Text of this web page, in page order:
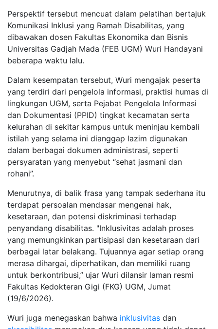
Perspektif tersebut mencuat dalam pelatihan bertajuk
Komunikasi Inklusi yang Ramah Disabilitas, yang
dibawakan dosen Fakultas Ekonomika dan Bisnis
Universitas Gadjah Mada (FEB UGM) Wuri Handayani
beberapa waktu lalu.
Dalam kesempatan tersebut, Wuri mengajak peserta
yang terdiri dari pengelola informasi, praktisi humas di
lingkungan UGM, serta Pejabat Pengelola Informasi
dan Dokumentasi (PPID) tingkat kecamatan serta
kelurahan di sekitar kampus untuk meninjau kembali
istilah yang selama ini dianggap lazim digunakan
dalam berbagai dokumen administrasi, seperti
persyaratan yang menyebut “sehat jasmani dan
rohani”.
Menurutnya, di balik frasa yang tampak sederhana itu
terdapat persoalan mendasar mengenai hak,
kesetaraan, dan potensi diskriminasi terhadap
penyandang disabilitas. "Inklusivitas adalah proses
yang memungkinkan partisipasi dan kesetaraan dari
berbagai latar belakang. Tujuannya agar setiap orang
merasa dihargai, diperhatikan, dan memiliki ruang
untuk berkontribusi,” ujar Wuri dilansir laman resmi
Fakultas Kedokteran Gigi (FKG) UGM, Jumat
(19/6/2026).
Wuri juga menegaskan bahwa inklusivitas dan